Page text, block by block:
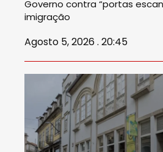
Governo contra “portas
imigração
Agosto 5, 2026 . 20:45